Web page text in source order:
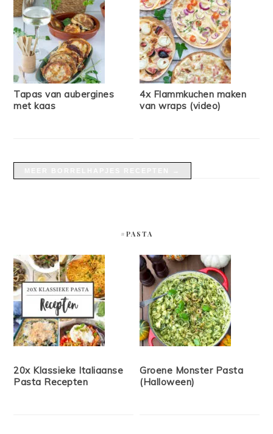
Tapas van aubergines
met kaas
4x Flammkuchen maken
van wraps (video)
#PASTA
20x Klassieke Italiaanse
Pasta Recepten
Groene Monster Pasta
(Halloween)